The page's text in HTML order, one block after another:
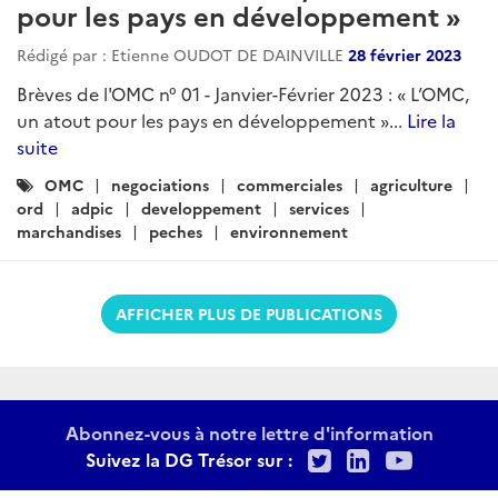
pour les pays en développement »
Rédigé par : Etienne OUDOT DE DAINVILLE 28 février 2023
Brèves de l'OMC n° 01 - Janvier-Février 2023 : « L’OMC,
un atout pour les pays en développement »... Lire la
suite
Catégories
:
OMC negociations commerciales
agriculture
ord
adpic developpement
services
marchandises
peches environnement
AFFICHER PLUS DE PUBLICATIONS
Abonnez-vous à notre lettre d'information
Suivez la DG Trésor sur :
TwitterLinkedIn